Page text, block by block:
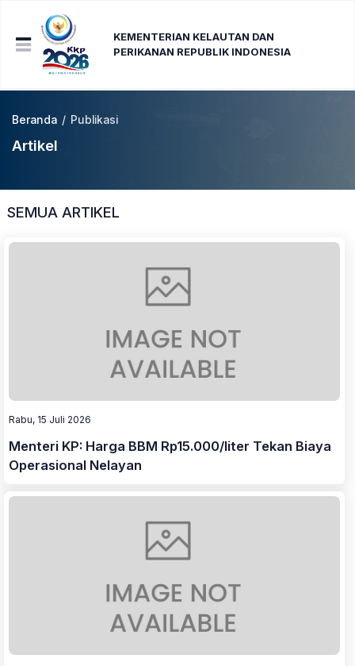
KEMENTERIAN KELAUTAN DAN
PERIKANAN REPUBLIK INDONESIA
Beranda / Publikasi
Artikel
SEMUA ARTIKEL
Rabu, 15 Juli 2026
Menteri KP: Harga BBM Rp15.000/liter Tekan Biaya
Operasional Nelayan